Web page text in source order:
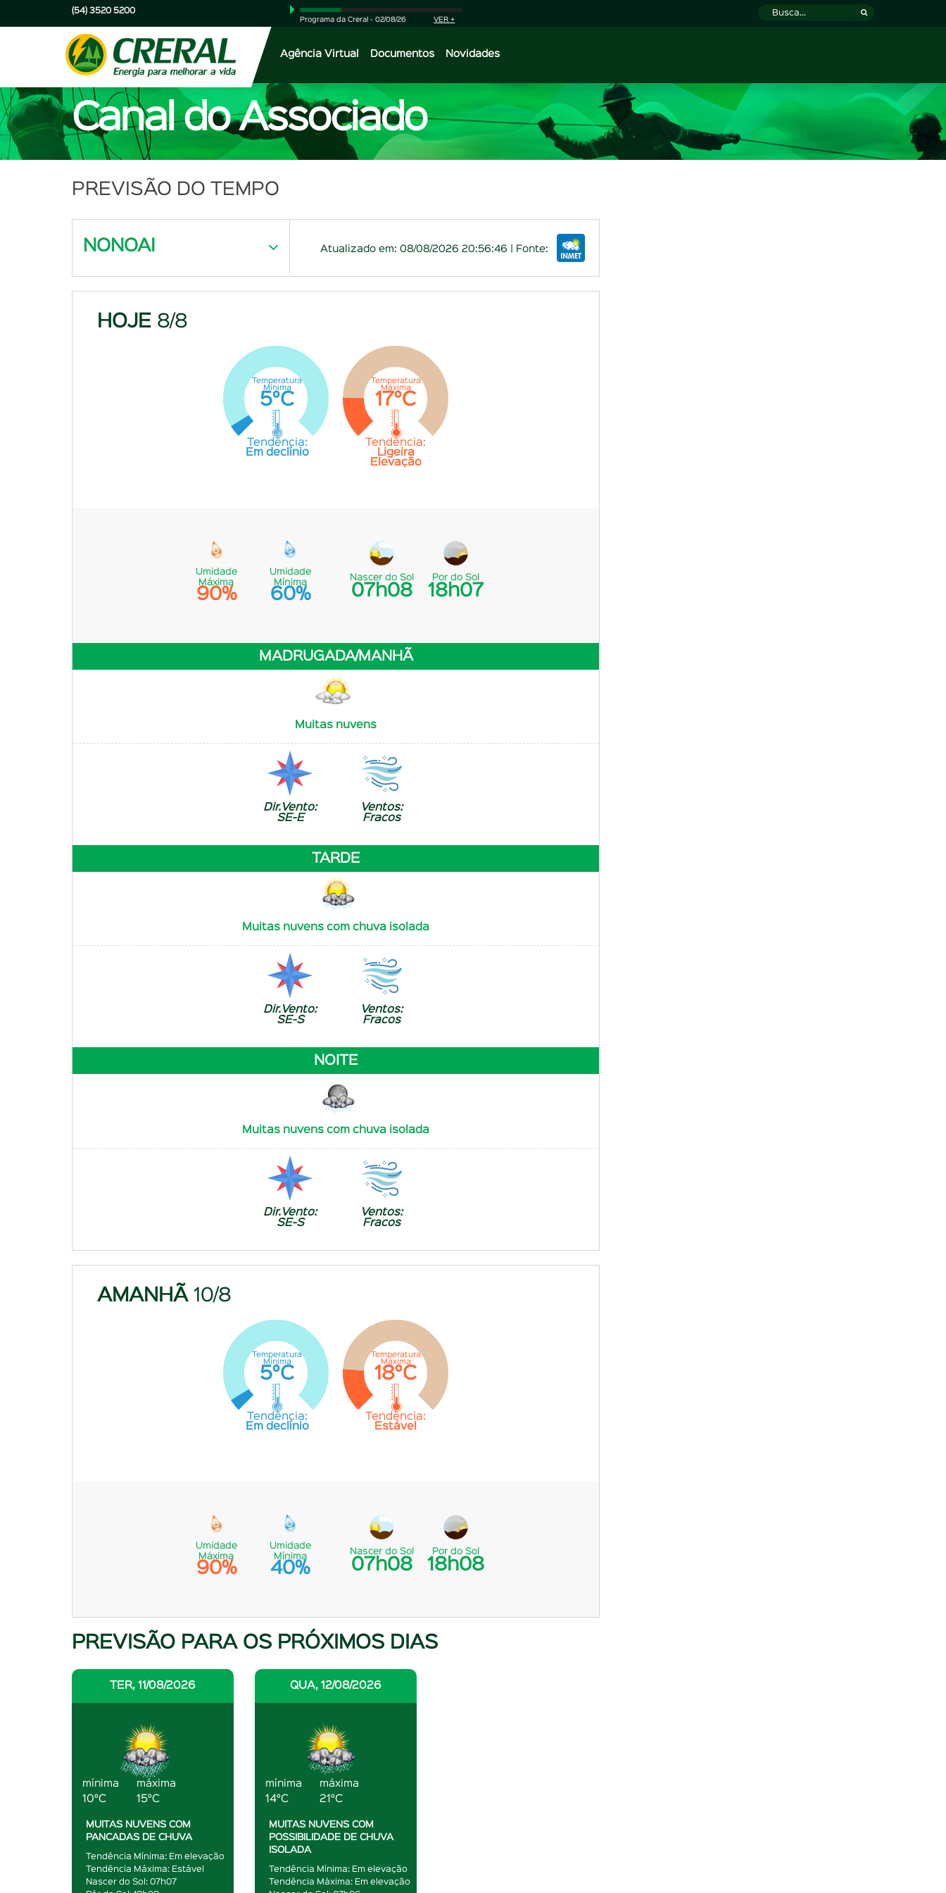
(54) 3520 5200
Programa da Creral - 02/08/26 VER +
Agência Virtual Documentos Novidades
Canal do Associado
PREVISÃO DO TEMPO
NONOAI Atualizado em: 08/08/2026 20:56:46 | Fonte:
HOJE 8/8
Temperatura
Mínima
5°C
Tendência:
Em declínio
Temperatura
Máxima
17°C
Tendência:
Ligeira
Elevação
Umidade
Máxima
90%
Umidade
Mínima
60%
Nascer do Sol
07h08
Por do Sol
18h07
MADRUGADA/MANHÃ
Muitas nuvens
Dir.Vento:
SE-E
Ventos:
Fracos
TARDE
Muitas nuvens com chuva isolada
Dir.Vento:
SE-S
Ventos:
Fracos
NOITE
Muitas nuvens com chuva isolada
Dir.Vento:
SE-S
Ventos:
Fracos
AMANHÃ 10/8
Temperatura
Mínima
5°C
Tendência:
Em declínio
Temperatura
Máxima
18°C
Tendência:
Estável
Umidade
Máxima
90%
Umidade
Mínima
40%
Nascer do Sol
07h08
Por do Sol
18h08
PREVISÃO PARA OS PRÓXIMOS DIAS
TER, 11/08/2026
mínima
10°C
máxima
15°C
MUITAS NUVENS COM
PANCADAS DE CHUVA
Tendência Mínima: Em elevação
Tendência Máxima: Estável
Nascer do Sol: 07h07
QUA, 12/08/2026
mínima
14°C
máxima
21°C
MUITAS NUVENS COM
POSSIBILIDADE DE CHUVA
ISOLADA
Tendência Mínima: Em elevação
Tendência Máxima: Em elevação